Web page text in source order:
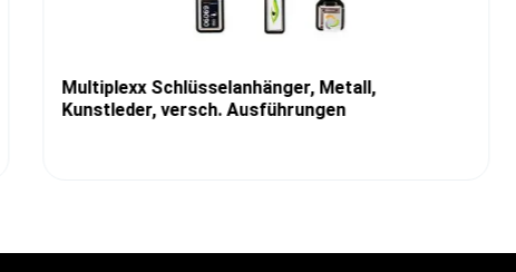
Multiplexx Schlüsselanhänger, Metall,
Kunstleder, versch. Ausführungen